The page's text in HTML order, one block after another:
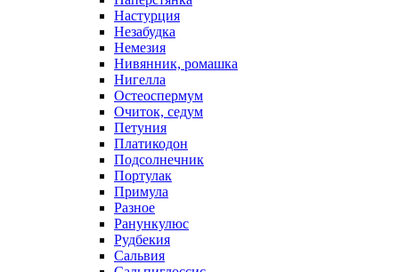
Настурция
Незабудка
Немезия
Нивянник, ромашка
Нигелла
Остеоспермум
Очиток, седум
Петуния
Платикодон
Подсолнечник
Портулак
Примула
Разное
Ранункулюс
Рудбекия
Сальвия